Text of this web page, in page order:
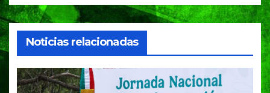
Noticias relacionadas